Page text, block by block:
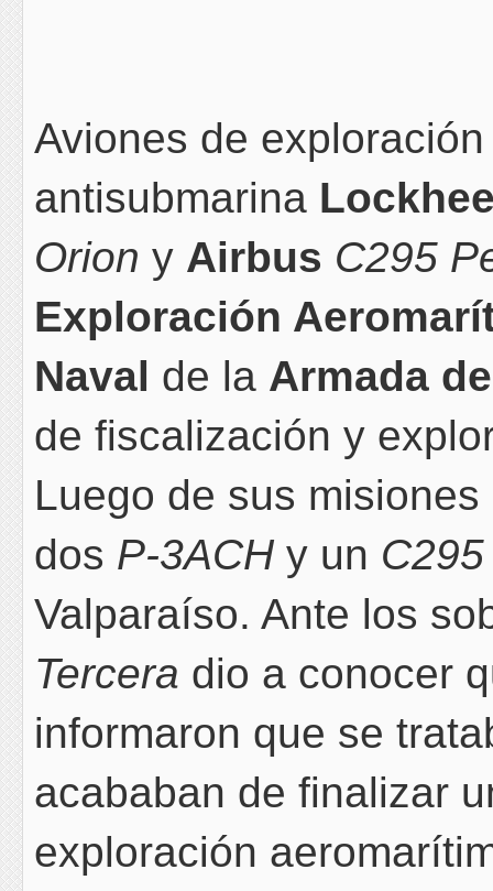
Aviones de
antisubmarina
Orion y Airbus C295
Exploración
Naval de la Armada
de fiscalización y
Luego de sus
dos P-3ACH y un C295
Valparaíso. Ante los
Tercera dio a conocer
informaron que se
acababan de finalizar
exploración